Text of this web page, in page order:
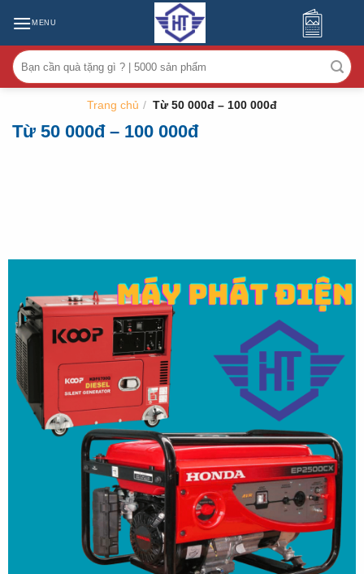
MENU
Tìm
kiếm:
Trang chủ / Từ 50 000đ – 100 000đ
Từ 50 000đ – 100 000đ